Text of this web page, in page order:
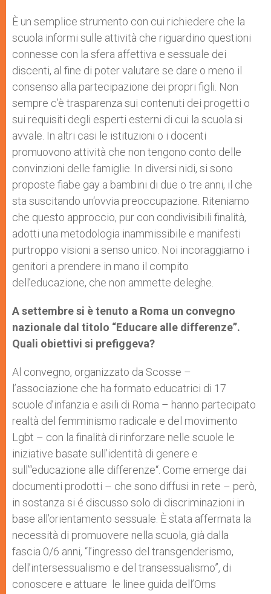
È un semplice strumento con cui richiedere che la
scuola informi sulle attività che riguardino questioni
connesse con la sfera affettiva e sessuale dei
discenti, al fine di poter valutare se dare o meno il
consenso alla partecipazione dei propri figli. Non
sempre c’è trasparenza sui contenuti dei progetti o
sui requisiti degli esperti esterni di cui la scuola si
avvale. In altri casi le istituzioni o i docenti
promuovono attività che non tengono conto delle
convinzioni delle famiglie. In diversi nidi, si sono
proposte fiabe gay a bambini di due o tre anni, il che
sta suscitando un‘ovvia preoccupazione. Riteniamo
che questo approccio, pur con condivisibili finalità,
adotti una metodologia inammissibile e manifesti
purtroppo visioni a senso unico. Noi incoraggiamo i
genitori a prendere in mano il compito
dell’educazione, che non ammette deleghe.
A settembre si è tenuto a Roma un convegno
nazionale dal titolo “Educare alle differenze”.
Quali obiettivi si prefiggeva?
Al convegno, organizzato da Scosse –
l’associazione che ha formato educatrici di 17
scuole d’infanzia e asili di Roma – hanno partecipato
realtà del femminismo radicale e del movimento
Lgbt – con la finalità di rinforzare nelle scuole le
iniziative basate sull’identità di genere e
sull’“educazione alle differenze“. Come emerge dai
documenti prodotti – che sono diffusi in rete – però,
in sostanza si é discusso solo di discriminazioni in
base all’orientamento sessuale. È stata affermata la
necessità di promuovere nella scuola, già dalla
fascia 0/6 anni, “l’ingresso del transgenderismo,
dell’intersessualismo e del transessualismo”, di
conoscere e attuare le linee guida dell’Oms